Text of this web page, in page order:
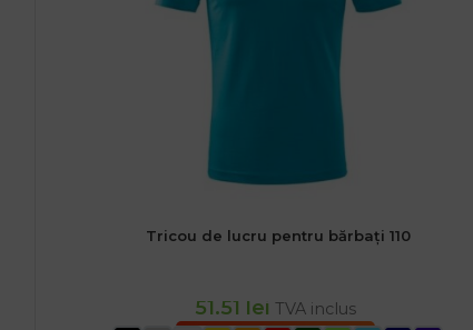
Tricou de lucru pentru bărbați 110
51.51 lei TVA inclus